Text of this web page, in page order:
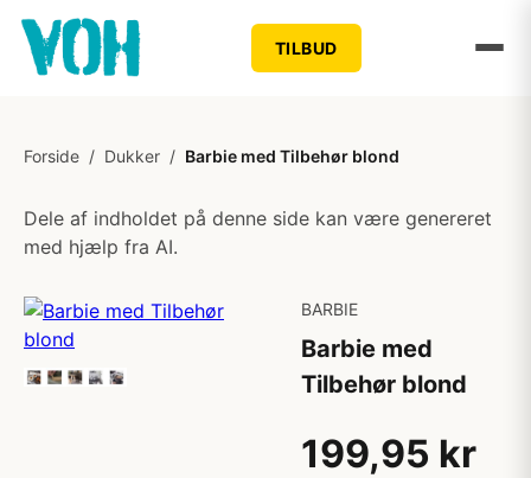
TILBUD
Forside / Dukker / Barbie med Tilbehør blond
Dele af indholdet på denne side kan være genereret
med hjælp fra AI.
BARBIE
Barbie med
Tilbehør blond
199,95 kr